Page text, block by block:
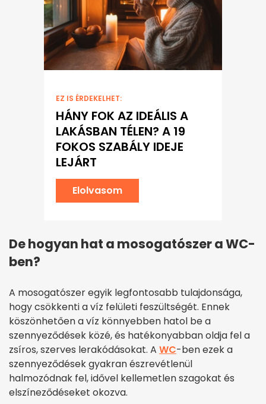
EZ IS ÉRDEKELHET:
HÁNY FOK AZ IDEÁLIS A
LAKÁSBAN TÉLEN? A 19
FOKOS SZABÁLY IDEJE
LEJÁRT
Elolvasom
De hogyan hat a mosogatószer a WC-
ben?
A mosogatószer egyik legfontosabb tulajdonsága,
hogy csökkenti a víz felületi feszültségét. Ennek
köszönhetően a víz könnyebben hatol be a
szennyeződések közé, és hatékonyabban oldja fel a
zsíros, szerves lerakódásokat. A WC-ben ezek a
szennyeződések gyakran észrevétlenül
halmozódnak fel, idővel kellemetlen szagokat és
elszíneződéseket okozva.